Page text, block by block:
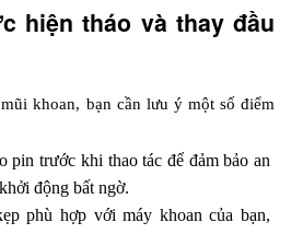
hiện tháo và thay đầu
khoan, bạn cần lưu ý một số điểm
pin trước khi thao tác để đảm bảo an
động bất ngờ.
phù hợp với máy khoan của bạn,